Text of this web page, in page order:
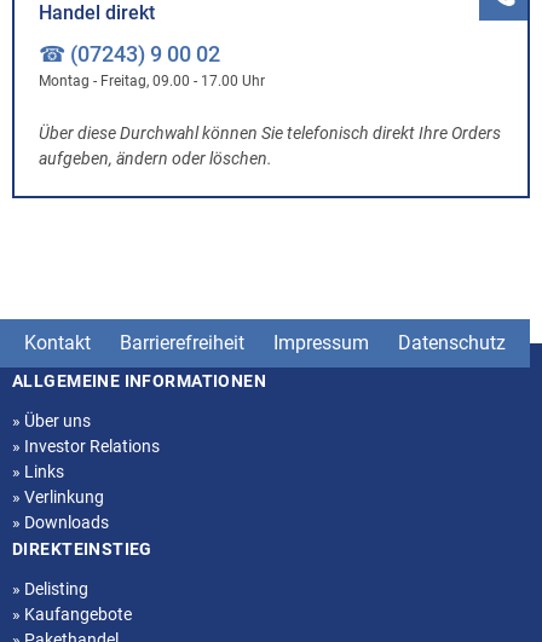
Handel direkt
☎ (07243) 9 00 02
Montag - Freitag, 09.00 - 17.00 Uhr
Über diese Durchwahl können Sie telefonisch direkt Ihre Orders
aufgeben, ändern oder löschen.
Kontakt Barrierefreiheit Impressum Datenschutz
Seitenstruktur
ALLGEMEINE INFORMATIONEN
» Über uns
» Investor Relations
» Links
» Verlinkung
» Downloads
DIREKTEINSTIEG
» Delisting
» Kaufangebote